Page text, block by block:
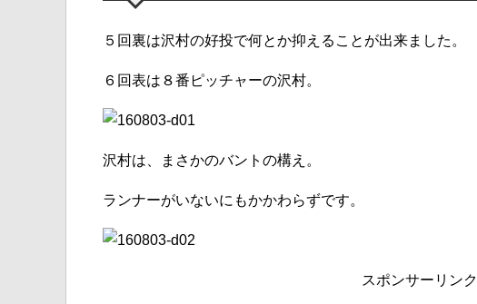
５回裏は沢村の好投で何とか抑えることが出来ました。
６回表は８番ピッチャーの沢村。
沢村は、まさかのバントの構え。
ランナーがいないにもかかわらずです。
スポンサーリンク